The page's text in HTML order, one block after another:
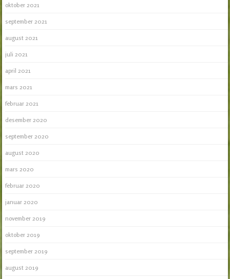
oktober 2021
september 2021
august 2021
juli 2021
april 2021
mars 2021
februar 2021
desember 2020
september 2020
august 2020
mars 2020
februar 2020
januar 2020
november 2019
oktober 2019
september 2019
august 2019